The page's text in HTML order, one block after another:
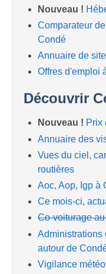
Nouveau !
Comparateur
Condé
Annuaire de
Offres d'emploi
Découvrir
Nouveau ! Prix
Annuaire des
Vues du ciel,
routières
Aoc, Aop, Igp à
Ce mois-ci,
Co-voiturage
Administrations
autour de
Vigilance